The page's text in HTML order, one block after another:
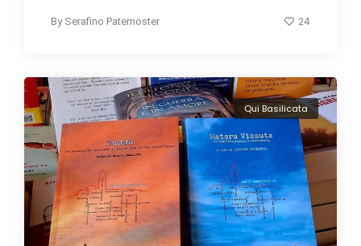
By Serafino Paternoster 24
Qui Basilicata